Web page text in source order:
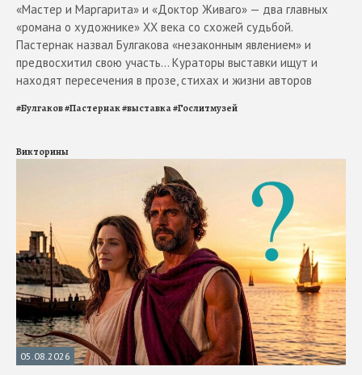
«Мастер и Маргарита» и «Доктор Живаго» — два главных
«романа о художнике» ХХ века со схожей судьбой.
Пастернак назвал Булгакова «незаконным явлением» и
предвосхитил свою участь... Кураторы выставки ищут и
находят пересечения в прозе, стихах и жизни авторов
#Булгаков#Пастернак#выставка#Гослитмузей
Викторины
05.08.2026